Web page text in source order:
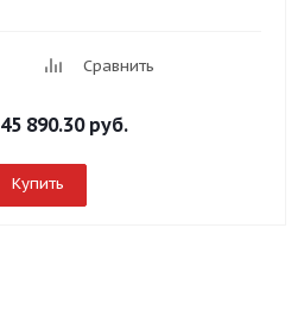
Сравнить
45 890.30 руб.
Купить